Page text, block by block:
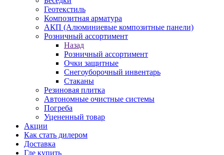
Геотекстиль
Композитная арматура
АКП (Алюминиевые композитные панели)
Розничный ассортимент
Назад
Розничный ассортимент
Очки защитные
Снегоуборочный инвентарь
Стаканы
Резиновая плитка
Автономные очистные системы
Погреба
Уцененный товар
Акции
Как стать дилером
Доставка
Где купить